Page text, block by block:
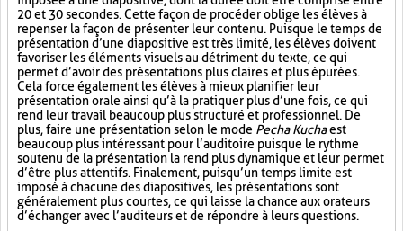
20 et 30 secondes. Cette façon de procéder oblige les élèves à
repenser la façon de présenter leur contenu. Puisque le temps de
présentation d’une diapositive est très limité, les élèves doivent
favoriser les éléments visuels au détriment du texte, ce qui
permet d’avoir des présentations plus claires et plus épurées.
Cela force également les élèves à mieux planifier leur
présentation orale ainsi qu’à la pratiquer plus d’une fois, ce qui
rend leur travail beaucoup plus structuré et professionnel. De
plus, faire une présentation selon le mode Pecha Kuchaest
beaucoup plus intéressant pour l’auditoire puisque le rythme
soutenu de la présentation la rend plus dynamique et leur permet
d’être plus attentifs. Finalement, puisqu’un temps limite est
imposé à chacune des diapositives, les présentations sont
généralement plus courtes, ce qui laisse la chance aux orateurs
d’échanger avec l’auditeurs et de répondre à leurs questions.